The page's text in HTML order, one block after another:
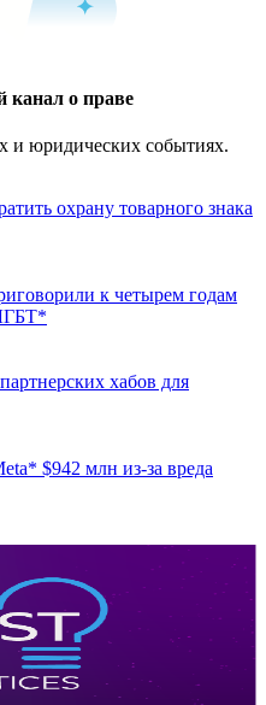
о праве
и юридических событиях.
охрану товарного знака
к четырем годам
хабов для
$942 млн из-за вреда